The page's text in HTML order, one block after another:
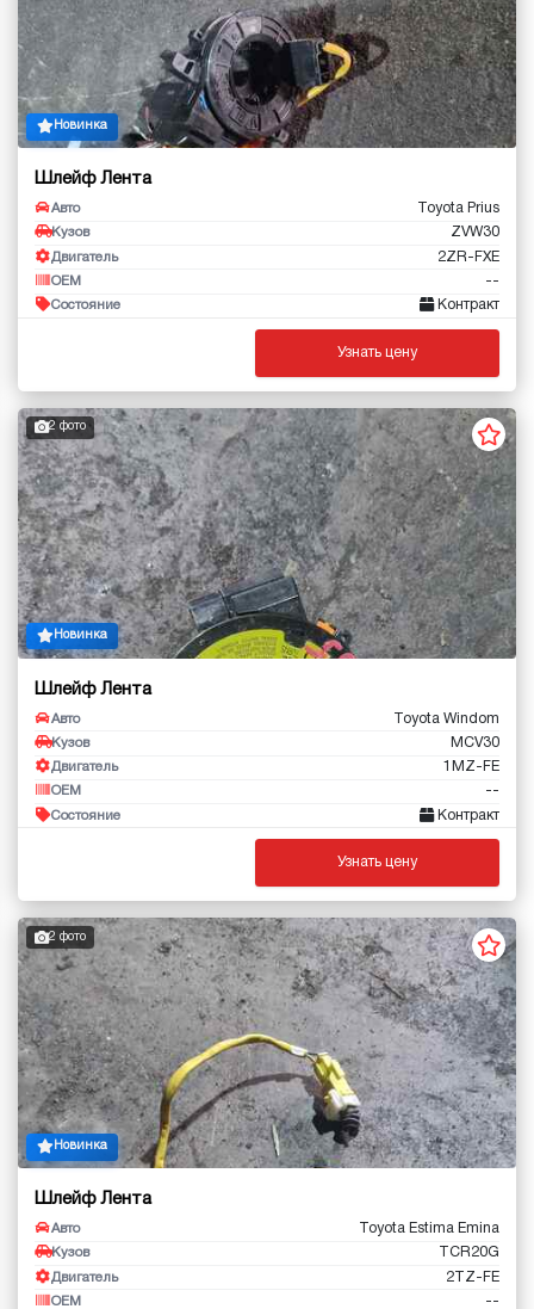
Новинка
Шлейф Лента
Авто Toyota Prius
Кузов ZVW30
Двигатель 2ZR-FXE
OEM --
Состояние Контракт
Узнать цену
2 фото
Новинка
Шлейф Лента
Авто Toyota Windom
Кузов MCV30
Двигатель 1MZ-FE
OEM --
Состояние Контракт
Узнать цену
2 фото
Новинка
Шлейф Лента
Авто Toyota Estima Emina
Кузов TCR20G
Двигатель 2TZ-FE
OEM --